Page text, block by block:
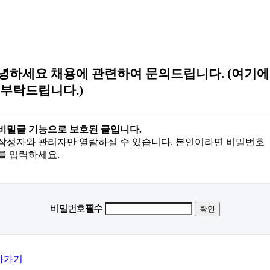
하세요 채용에 관련하여 문의드립니다. (여기
탁드립니다.)
밀글 기능으로 보호된 글입니다.
성자와 관리자만 열람하실 수 있습니다. 본인이라면 비밀번호
입력하세요.
비밀번호필수
기